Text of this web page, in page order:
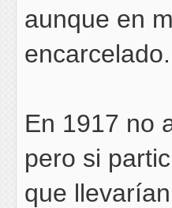
aunque en
encarcelado.
En 1917 no
pero si
que